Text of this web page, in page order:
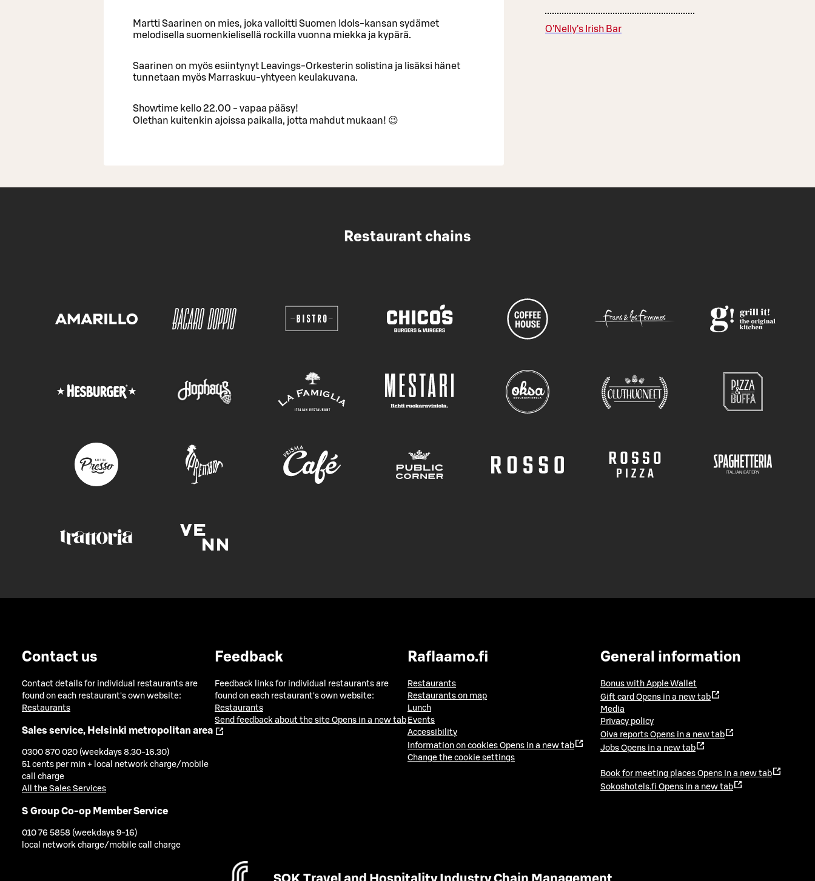
Martti Saarinen on mies, joka valloitti Suomen Idols-kansan sydämet
melodisella suomenkielisellä rockilla vuonna miekka ja kypärä.
Saarinen on myös esiintynyt Leavings-Orkesterin solistina ja lisäksi hänet
tunnetaan myös Marraskuu-yhtyeen keulakuvana.
Showtime kello 22.00 - vapaa pääsy!
Olethan kuitenkin ajoissa paikalla, jotta mahdut mukaan! 😉
O'Nelly's Irish Bar
Restaurant chains
Contact us
Contact details for individual restaurants are
found on each restaurant's own website:
Restaurants
Sales service, Helsinki metropolitan area
0300 870 020 (weekdays 8.30-16.30)
51 cents per min + local network charge/mobile
call charge
All the Sales Services
S Group Co-op Member Service
010 76 5858 (weekdays 9-16)
local network charge/mobile call charge
Feedback
Feedback links for individual restaurants are
found on each restaurant's own website:
Restaurants
Send feedback about the site Opens in a new tab
Raflaamo.fi
Restaurants
Restaurants on map
Lunch
Events
Accessibility
Information on cookies Opens in a new tab
Change the cookie settings
General information
Bonus with Apple Wallet
Gift card Opens in a new tab
Media
Privacy policy
Oiva reports Opens in a new tab
Jobs Opens in a new tab
Book for meeting places Opens in a new tab
Sokoshotels.fi Opens in a new tab